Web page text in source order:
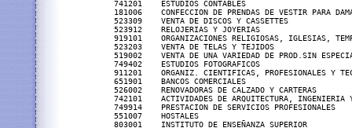
741201    ESTUDIOS CONTABLES
181006    CONFECCION DE PRENDAS DE
523309    VENTA DE DISCOS Y
523912    RELOJERIAS Y JOYERIAS
919101    ORGANIZACIONES RELIGIOSAS,
523203    VENTA DE TELAS Y TEJIDOS
519002    VENTA DE UNA VARIEDAD DE PROD.SIN
749402    ESTUDIOS FOTOGRAFICOS
911201    ORGANIZ. CIENTIFICAS,
651901    BANCOS COMERCIALES
526002    RENOVADORAS DE CALZADO Y
742101    ACTIVIDADES DE ARQUITECTURA,
749914    PRESTACION DE SERVICIOS
551007    HOSTALES
803001    INSTITUTO DE ENSEÑANZA